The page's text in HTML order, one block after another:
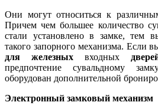
Они могут относиться к
Причем чем большее количество
стали установлено в замке, тем
такого запорного механизма. Если
для железных входных
предпочтение сувальдному
оборудован дополнительной
Электронный замковый механизм